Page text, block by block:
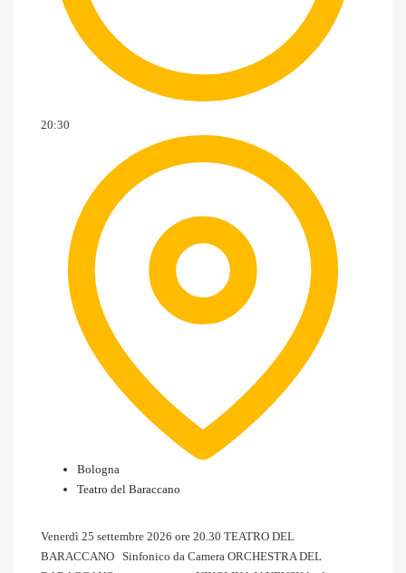
20:30
Bologna
Teatro del Baraccano
Venerdì 25 settembre 2026 ore 20.30 TEATRO DEL
BARACCANO Sinfonico da Camera ORCHESTRA DEL